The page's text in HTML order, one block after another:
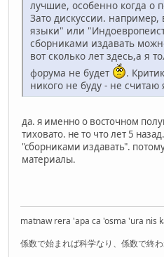
лучшие, особенно когда о
Зато дискуссии. например,
языки" или
сборниками издавать
вот сколько лет здесь,а я
форума не будет
.
никого не буду - не считаю
да. я именно о восточном
тиховато. не то что лет 5
"сборниками издавать".
материалы.
matnaw rera 'apa ca 'osma 'ura nis
係数で始まれば科学なり、係数で終わ